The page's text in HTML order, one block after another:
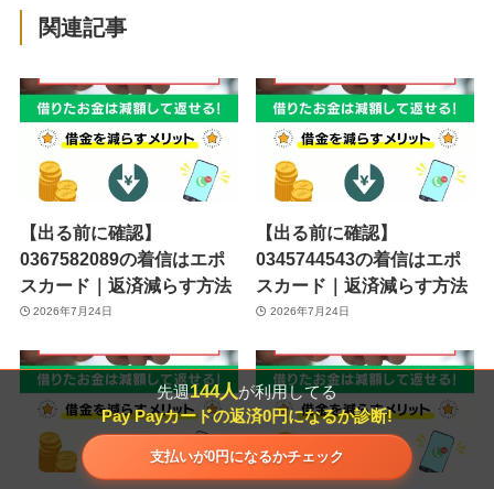
関連記事
【出る前に確認】
0367582089の着信はエポ
スカード｜返済減らす方法
2026年7月24日
【出る前に確認】
0345744543の着信はエポ
スカード｜返済減らす方法
2026年7月24日
先週144人が利用してる
Pay Payカードの返済0円になるか診断!
支払いが0円になるかチェック